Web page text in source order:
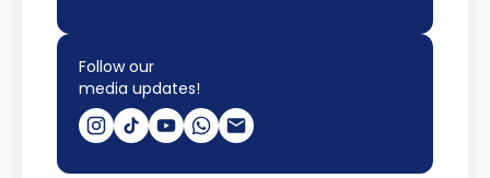
Follow our
media updates!